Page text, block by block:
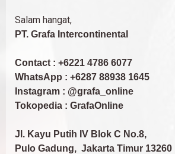
Salam hangat,
PT. Grafa Intercontinental
Contact : +6221 4786 6077
WhatsApp : +6287 88938 1645
Instagram : @grafa_online
Tokopedia : GrafaOnline
Jl. Kayu Putih IV Blok C No.8,
Pulo Gadung, Jakarta Timur 13260